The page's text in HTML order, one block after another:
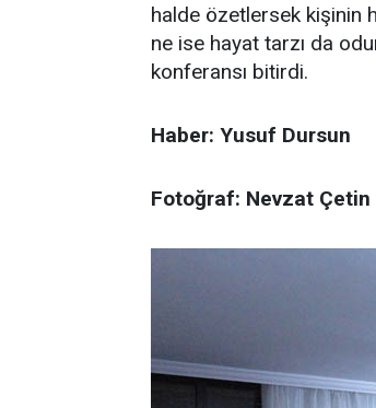
halde özetlersek kişinin
ne ise hayat tarzı da
konferansı bitirdi.
Haber: Yusuf Dursun
Fotoğraf: Nevzat Çetin